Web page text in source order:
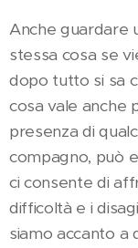
Anche guardare
stessa cosa se
dopo tutto si sa
cosa vale anche
presenza di
compagno, può
ci consente di
difficoltà e i
siamo accanto a